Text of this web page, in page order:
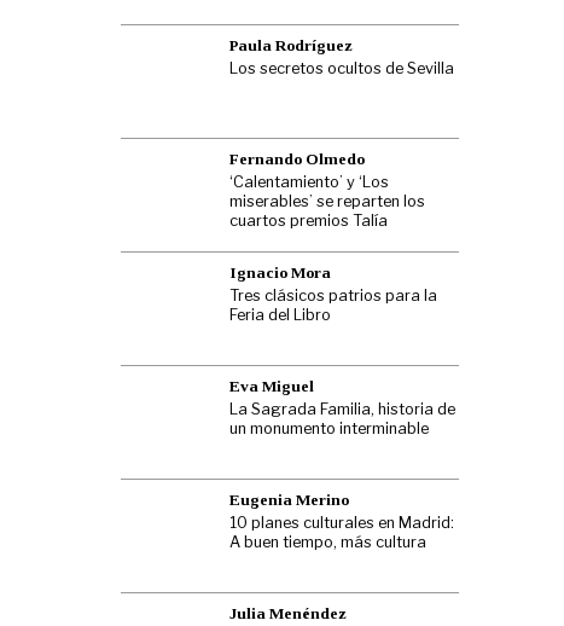
Paula Rodríguez
Los secretos ocultos de Sevilla
Fernando Olmedo
‘Calentamiento’ y ‘Los
miserables’ se reparten los
cuartos premios Talía
Ignacio Mora
Tres clásicos patrios para la
Feria del Libro
Eva Miguel
La Sagrada Familia, historia de
un monumento interminable
Eugenia Merino
10 planes culturales en Madrid:
A buen tiempo, más cultura
Julia Menéndez